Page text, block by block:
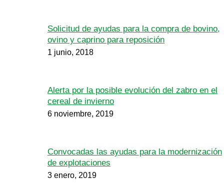
Solicitud de ayudas para la compra de bovino,
ovino y caprino para reposición
1 junio, 2018
Alerta por la posible evolución del zabro en el
cereal de invierno
6 noviembre, 2019
Convocadas las ayudas para la modernización
de explotaciones
3 enero, 2019